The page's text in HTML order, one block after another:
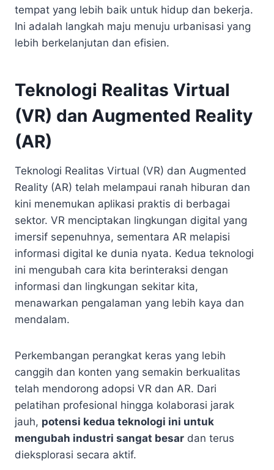
tempat yang lebih baik untuk hidup dan bekerja.
Ini adalah langkah maju menuju urbanisasi yang
lebih berkelanjutan dan efisien.
Teknologi Realitas Virtual
(VR) dan Augmented Reality
(AR)
Teknologi Realitas Virtual (VR) dan Augmented
Reality (AR) telah melampaui ranah hiburan dan
kini menemukan aplikasi praktis di berbagai
sektor. VR menciptakan lingkungan digital yang
imersif sepenuhnya, sementara AR melapisi
informasi digital ke dunia nyata. Kedua teknologi
ini mengubah cara kita berinteraksi dengan
informasi dan lingkungan sekitar kita,
menawarkan pengalaman yang lebih kaya dan
mendalam.
Perkembangan perangkat keras yang lebih
canggih dan konten yang semakin berkualitas
telah mendorong adopsi VR dan AR. Dari
pelatihan profesional hingga kolaborasi jarak
jauh, potensi kedua teknologi ini untuk
mengubah industri sangat besar dan terus
dieksplorasi secara aktif.